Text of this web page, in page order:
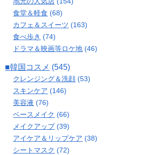
食堂＆軽食 (68)
カフェ＆スイーツ (163)
食べ歩き (74)
ドラマ＆映画等ロケ地 (46)
■韓国コスメ (545)
クレンジング＆洗顔 (53)
スキンケア (146)
美容液 (76)
ベースメイク (66)
メイクアップ(39)
アイケア＆リップケア (38)
シートマスク (72)